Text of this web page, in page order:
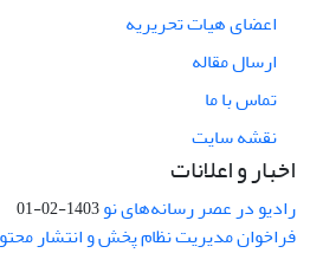
اعضای هیات تحریریه
ارسال مقاله
تماس با ما
نقشه سایت
اخبار و اعلانات
رادیو در عصر رسانه‌های نو1403-02-01
فراخوان مدیریت نظام پخش و انتشار